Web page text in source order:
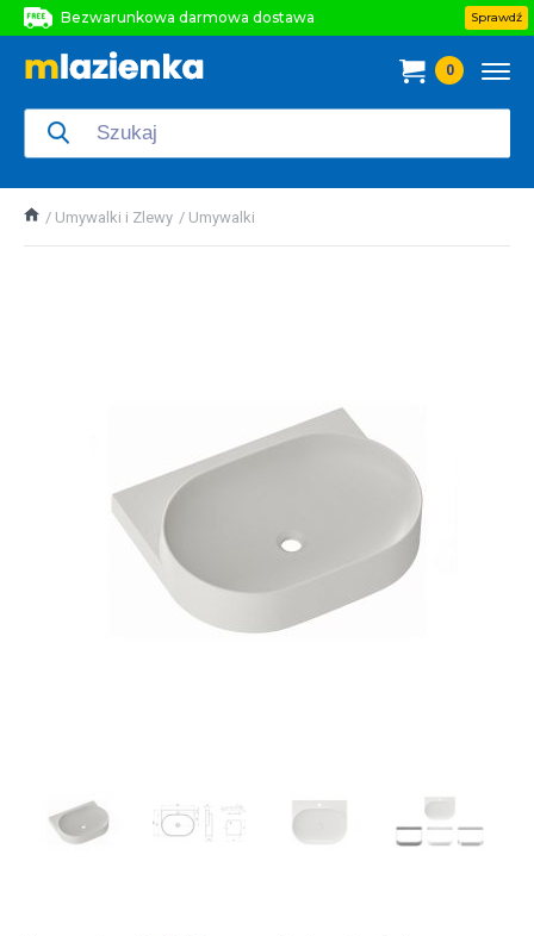
Bezwarunkowa darmowa dostawa
Bezwarunkowa darmowa dostawa
Sprawdź
0
Umywalki i Zlewy Umywalki